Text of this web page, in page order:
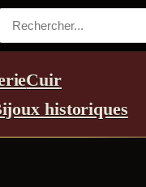
Cuir
historiques